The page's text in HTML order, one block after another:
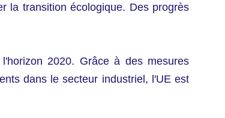
la transition écologique. Des progrès
2020. Grâce à des mesures
dans le secteur industriel, l'UE est